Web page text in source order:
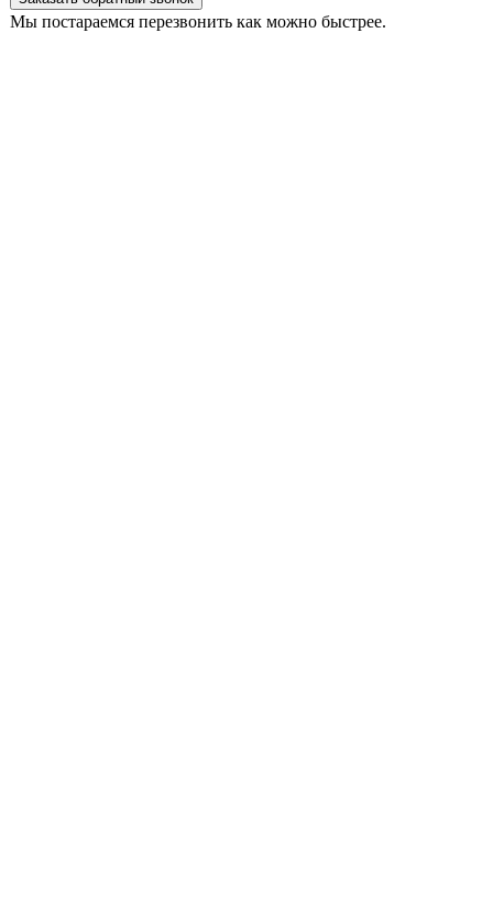
Мы постараемся перезвонить как можно быстрее.